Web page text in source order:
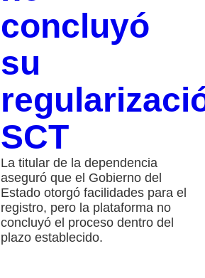
concluyó
su
SCT
La titular de la dependencia
aseguró que el Gobierno del
Estado otorgó facilidades para el
registro, pero la plataforma no
concluyó el proceso dentro del
plazo establecido.